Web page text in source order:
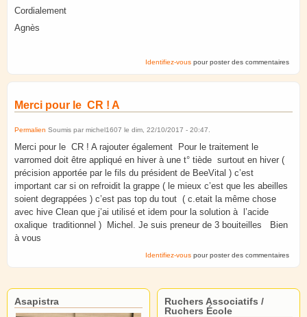
Cordialement
Agnès
Identifiez-vous pour poster des commentaires
Merci pour le CR ! A
Permalien Soumis par michel1607 le dim, 22/10/2017 - 20:47
Merci pour le CR ! A rajouter également Pour le traitement le
varromed doit être appliqué en hiver à une t° tiède surtout en hiver (
précision apportée par le fils du président de BeeVital ) c’est
important car si on refroidit la grappe ( le mieux c’est que les abeilles
soient degrappées ) c’est pas top du tout ( c.etait la même chose
avec hive Clean que j’ai utilisé et idem pour la solution à l’acide
oxalique traditionnel ) Michel. Je suis preneur de 3 bouiteilles Bien
à vous
Identifiez-vous pour poster des commentaires
Asapistra
Ruchers Associatifs /
Ruchers École